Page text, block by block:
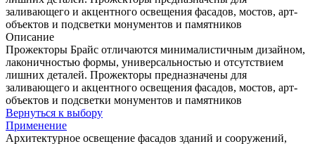
заливающего и акцентного освещения фасадов, мостов, арт-
объектов и подсветки монументов и памятников
Описание
Прожекторы Брайс отличаются минималистичным дизайном,
лаконичностью формы, универсальностью и отсутствием
лишних деталей. Прожекторы предназначены для
заливающего и акцентного освещения фасадов, мостов, арт-
объектов и подсветки монументов и памятников
Вернуться к выбору
Применение
Архитектурное освещение фасадов зданий и сооружений,